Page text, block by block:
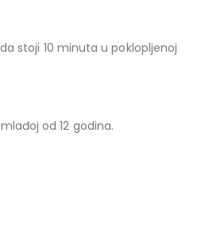
stoji 10 minuta u poklopljenoj
od 12 godina.